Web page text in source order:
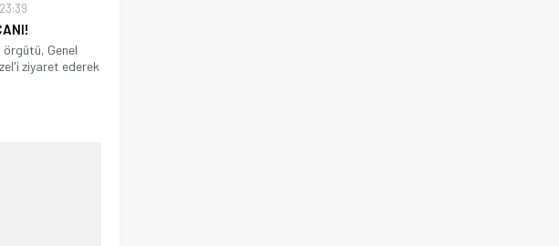
örgütü, Genel
ziyaret ederek